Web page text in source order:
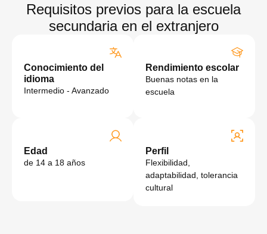
Requisitos previos para la escuela
secundaria en el extranjero
Conocimiento del
idioma
Intermedio - Avanzado
Edad
de 14 a 18 años
Rendimiento escolar
Buenas notas en la
escuela
Perfil
Flexibilidad,
adaptabilidad, tolerancia
cultural